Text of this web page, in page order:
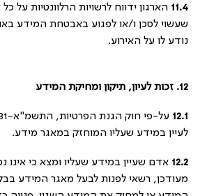
11.4 הארגון ידווח לרשויות הרלוונטיות על
שעשוי לסכן ו/או לפגוע באבטחת המידע
נודע לו על האירוע.
12. זכות לעיון, תיקון ומחיקת המידע
12.1
לעיין במידע שעליו המוחזק במאגר מידע.
12.2 אדם שעיין במידע שעליו ומצא כי אינו
מעודכן, רשאי לפנות לבעל מאגר המידע